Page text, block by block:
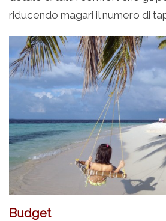
riducendo magari il numero di
Budget